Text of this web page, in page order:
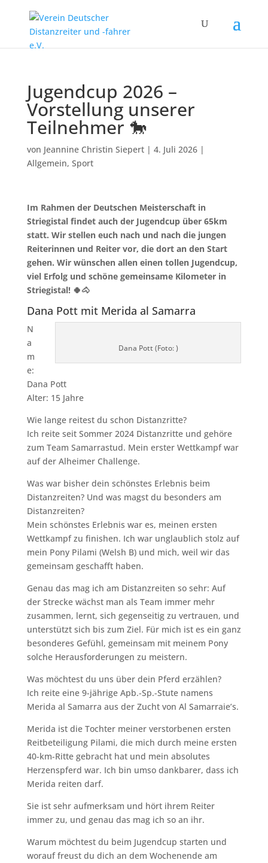
Jugendcup 2026 –
Vorstellung unserer
Teilnehmer 🐎
von Jeannine Christin Siepert| 4. Juli 2026|
Allgemein, Sport
Im Rahmen der Deutschen Meisterschaft in
Striegistal findet auch der Jugendcup über 65km
statt. Wir stellen euch nach und nach die jungen
Reiterinnen und Reiter vor, die dort an den Start
gehen. Wir wünschen allen einen tollen Jugendcup,
viel Erfolg und schöne gemeinsame Kilometer in
Striegistal! 🍀🐴
Dana Pott mit Merida al Samarra
Dana Pott (Foto: )
N
a
m
e:
Dana Pott
Alter: 15 Jahre
Wie lange reitest du schon Distanzritte?
Ich reite seit Sommer 2024 Distanzritte und gehöre
zum Team Samarrastud. Mein erster Wettkampf war
auf der Alheimer Challenge.
Was war bisher dein schönstes Erlebnis beim
Distanzreiten? Und was magst du besonders am
Distanzreiten?
Mein schönstes Erlebnis war es, meinen ersten
Wettkampf zu finishen. Ich war unglaublich stolz auf
mein Pony Pilami (Welsh B) und mich, weil wir das
gemeinsam geschafft haben.
Genau das mag ich am Distanzreiten so sehr: Auf
der Strecke wächst man als Team immer mehr
zusammen, lernt, sich gegenseitig zu vertrauen, und
unterstützt sich bis zum Ziel. Für mich ist es ein ganz
besonderes Gefühl, gemeinsam mit meinem Pony
solche Herausforderungen zu meistern.
Was möchtest du uns über dein Pferd erzählen?
Ich reite eine 9-jährige Apb.-Sp.-Stute namens
Merida al Samarra aus der Zucht von Al Samarraie’s.
Merida ist die Tochter meiner verstorbenen ersten
Reitbeteiligung Pilami, die mich durch meine ersten
40-km-Ritte gebracht hat und mein absolutes
Herzenspferd war. Ich bin umso dankbarer, dass ich
Merida reiten darf.
Sie ist sehr aufmerksam und hört ihrem Reiter
immer zu, und genau das mag ich so an ihr.
Warum möchtest du beim Jugendcup starten und
worauf freust du dich an dem Wochenende am